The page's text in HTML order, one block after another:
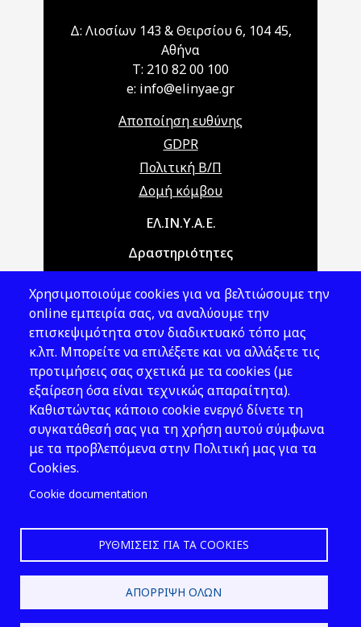
Δ: Λιοσίων 143 & Θειρσίου 6, 104 45,
Αθήνα
T: 210 82 00 100
e: info@elinyae.gr
Αποποίηση ευθύνης
GDPR
Πολιτική Β/Π
Δομή κόμβου
Main navigationΕΛ.ΙΝ.Υ.Α.Ε.
Δραστηριότητες
Νομοθεσία
Εκδόσεις
Νέα - Εκδηλώσεις
Ακολουθήστε μας
Χρησιμοποιούμε cookies για να βελτιώσουμε την
online εμπειρία σας, να αναλύουμε την
επισκεψιμότητα στον διαδικτυακό τόπο μας
κ.λπ. Μπορείτε να επιλέξετε και να αλλάξετε τις
προτιμήσεις σας σχετικά με τα cookies (με
εξαίρεση όσα είναι τεχνικώς απαραίτητα).
Καθιστώντας κάποιο cookie ενεργό δίνετε τη
συγκατάθεσή σας για τη χρήση αυτού σύμφωνα
με τα προβλεπόμενα στην Πολιτική μας για τα
Cookies.
Cookie documentation
ΡΥΘΜΊΣΕΙΣ ΓΙΑ ΤΑ COOKIES
ΑΠΌΡΡΙΨΗ ΌΛΩΝ
2026 © ΕΛ.ΙΝ.Υ.Α.Ε.
Design & Development by